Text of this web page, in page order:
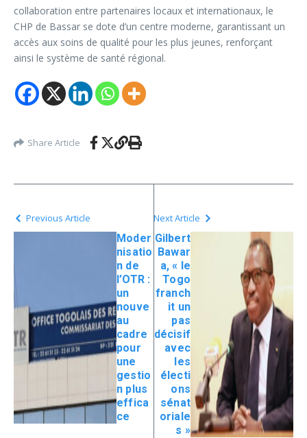
collaboration entre partenaires locaux et internationaux, le
CHP de Bassar se dote d’un centre moderne, garantissant un
accès aux soins de qualité pour les plus jeunes, renforçant
ainsi le système de santé régional.
Share Article
Previous Article
Moder
nisatio
n de
l’OTR :
un
nouve
au
cadre
pour
une
gestio
n plus
effica
ce
Next Article
Gilbert
Bawar
a, « le
Togo
franch
it un
pas
décisif
avec
les
électi
ons
sénat
oriale
s »